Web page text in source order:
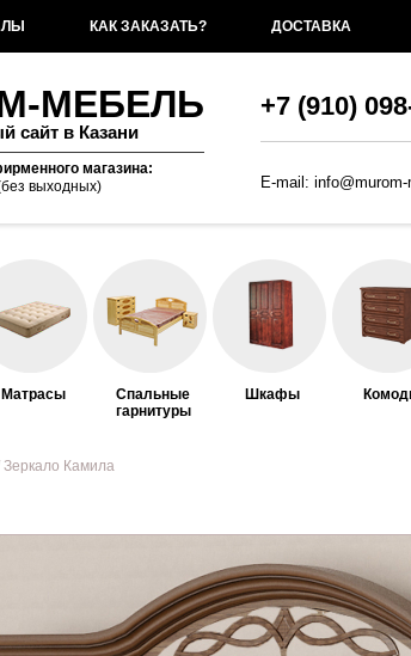
КАК ЗАКАЗАТЬ? ДОСТАВКА
МЕБЕЛЬ
сайт в Казани
магазина:
выходных)
+7 (910)
E-mail:
Матрасы
Спальные
гарнитуры
Шкафы
Зеркало Камила